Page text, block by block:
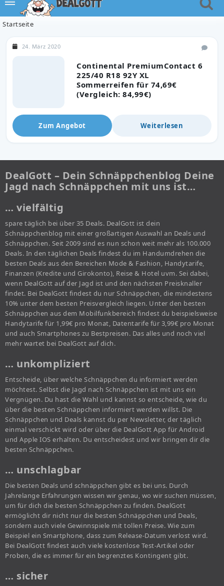
Startseite
Continental PremiumContact 6
225/40 R18 92Y XL
Sommerreifen für 74,69€
(Vergleich: 84,99€)
24. März 2020
Zum Angebot Weiterlesen
DealGott – Dein Schnäppchenblog Deine
Jagd nach Schnäppchen mit uns ist…
… vielfältig
spare täglich bei über 35 Deals. DealGott ist dein
Schnäppchenblog mit einer großartigen Auswahl an Deals und
Schnäppchen. Seit 2009 sind es nun schon weit mehr als 100.000
Deals. In den täglichen Deals findest du im Handumdrehen die
besten Deals aus den Bereichen Mode & Fashion, Handytarife,
Finanzen (Kredite und Girokonto), Reise & Hotel uvm. Sei dabei,
wenn DealGott auf der Jagd ist und den nächsten Preisknaller
findet. Bei DealGott findest du nur Schnäppchen, die mindestens
10% unter dem besten Preisvergleich liegen. Unter den besten
Schnäppchen aus dem Mobilfunkbereich findest du beispielsweise
Handytarife für 1,99€ pro Monat, Datentarife für 3,99€ pro Monat
und auch Smartphones zu Bestpreisen. Das alles und noch viel
mehr wartet bei DealGott auf dich.
… unkompliziert
Entscheide, über welche Schnäppchen du informiert werden
möchtest. Selbst die Jagd nach Schnäppchen ist mit uns ein
Vergnügen. Du hast die Wahl und kannst so entscheide, wie du
über die besten Schnäppchen informiert werden willst. Die
Schnäppchen und Deals kannst du per Newsletter, der täglich
einmal verschickt wird oder über die DealGott App für Android
und Apple IOS erhalten. Du entscheidest und wir bringen dir die
besten Schnäppchen.
… unschlagbar
Die besten Deals und schnäppchen gibt es bei uns. Durch
Jahrelange Erfahrungen wissen wir genau, wo wir suchen müssen,
um für dich die besten Schnäppchen zu finden. DealGott
ermöglicht dir nicht nur die besten Schnäppchen und Deals,
sondern auch viele Gewinnspiele mit tollen Preise. Wie zum
Beispiel ein Smartphone, dass zum Release-Datum verlost wird.
Bei DealGott findest auch viele kostenlose Test-Artikel oder
Proben, die es immer für ein begrenztes Kontingent gibt.
… sicher